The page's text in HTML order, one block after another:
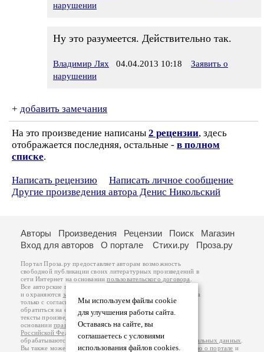
нарушении
Ну это разумеется. Действительно так.
Владимир Лях 04.04.2013 10:18
Заявить о
нарушении
+ добавить замечания
На это произведение написаны 2 рецензии, здесь
отображается последняя, остальные - в полном
списке.
Написать рецензию
Написать личное сообщение
Другие произведения автора Денис Никольский
Мы используем файлы cookie
для улучшения работы сайта.
Оставаясь на сайте, вы
соглашаетесь с условиями
использования файлов cookies.
Авторы Произведения Рецензии Поиск
Магазин
Вход для авторов
О портале Стихи.ру Проза.ру
Портал Проза.ру предоставляет авторам возможность
свободной публикации своих литературных произведений в
сети Интернет на основаниипользовательского договора
Все авторские права на произведения принадлежат авторам
и охраняются законом
. Перепечатка произведений возможна
только с согласия его автора, к которому вы можете
обратиться на его авторской странице. Ответственность за
тексты произведений авторы несут самостоятельно на
основанииправил публикацииизаконодательства
Российской Федерации
обрабатываются на основанииПолитики обработки персональных данных
Вы также можете посмотреть более подробнуюинформацию о портале и